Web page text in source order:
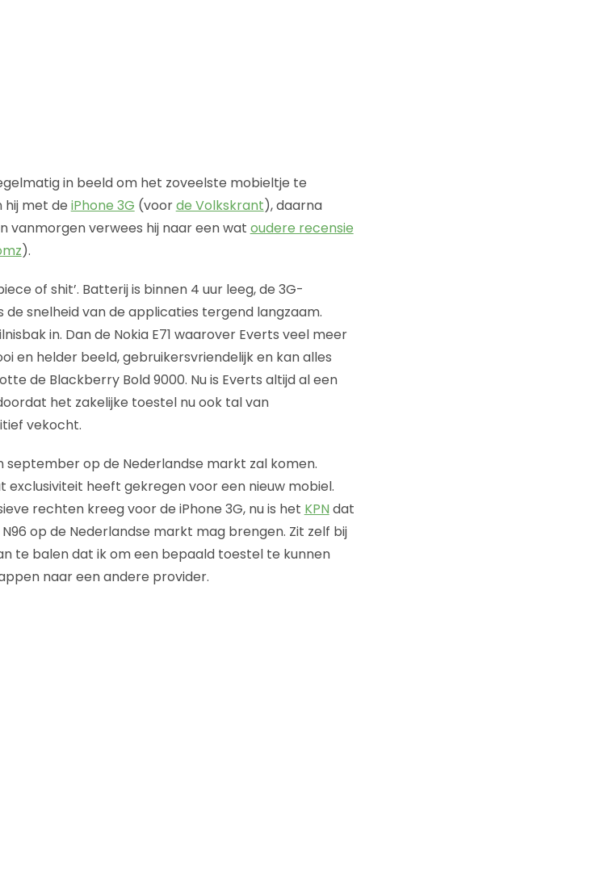
in beeld om het zoveelste mobieltje te
met de iPhone 3G (voorde Volkskrant), daarna
vanmorgen verwees hij naar een wat oudere recensie
).
of shit’. Batterij is binnen 4 uur leeg, de 3G-
snelheid van de applicaties tergend langzaam.
in. Dan de Nokia E71 waarover Everts veel meer
en helder beeld, gebruikersvriendelijk en kan alles
de Blackberry Bold 9000. Nu is Everts altijd al een
het zakelijke toestel nu ook tal van
vekocht.
september op de Nederlandse markt zal komen.
heeft gekregen voor een nieuw mobiel.
rechten kreeg voor de iPhone 3G, nu is het KPN dat
N96 op de Nederlandse markt mag brengen. Zit zelf bij
te balen dat ik om een bepaald toestel te kunnen
naar een andere provider.